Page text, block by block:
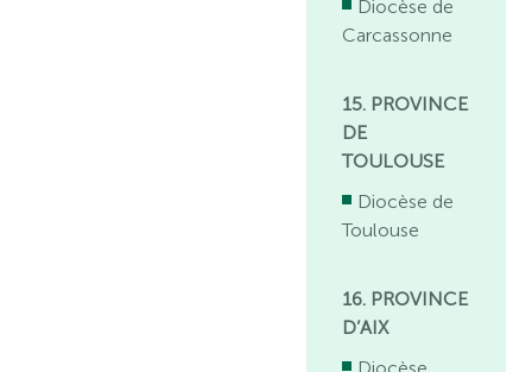
Diocèse de
Carcassonne
15. PROVINCE
DE
TOULOUSE
Diocèse de
Toulouse
16. PROVINCE
D’AIX